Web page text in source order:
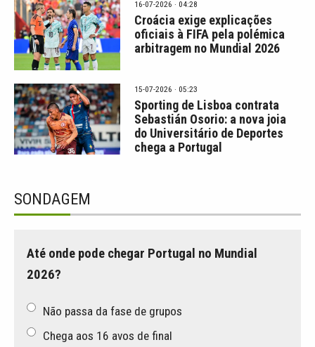
16-07-2026 · 04:28
Croácia exige explicações
oficiais à FIFA pela polémica
arbitragem no Mundial 2026
15-07-2026 · 05:23
Sporting de Lisboa contrata
Sebastián Osorio: a nova joia
do Universitário de Deportes
chega a Portugal
SONDAGEM
Até onde pode chegar Portugal no Mundial
2026?
Não passa da fase de grupos
Chega aos 16 avos de final